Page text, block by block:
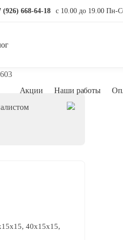
(926) 668-64-18 с 10.00 до 19.00 Пн-
Акции Наши работы
40x15x15,